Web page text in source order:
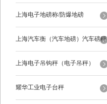
上海电子地磅称/防爆地磅
上海汽车衡（汽车地磅）汽车磅秤
上海电子吊钩秤（电子吊秤）
耀华工业电子台秤